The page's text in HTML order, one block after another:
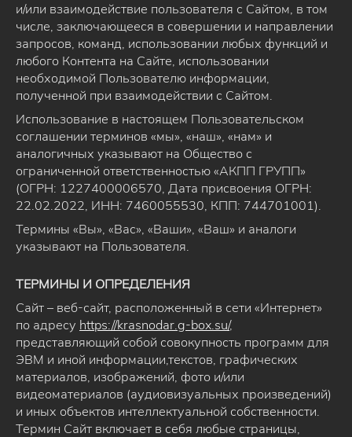
и/или взаимодействие пользователя с Сайтом, в том
числе, заключающееся в совершении и направлении
запросов, команд, использовании любых функций и
любого Контента на Сайте, использовании
необходимой Пользователю информации,
полученной при взаимодействии с Сайтом.
Использование в настоящем Пользовательском
соглашении терминов «мы», «наш», «нам» и
аналогичных указывают на Общество с
ограниченной ответственностью «АКПП ГРУПП»
(ОГРН: 1227400006570, Дата присвоения ОГРН:
22.02.2022, ИНН: 7460055530, КПП: 744701001).
Термины «Вы», «Вас», «Ваши», «Ваш» и аналоги
указывают на Пользователя.
ТЕРМИНЫ И ОПРЕДЕЛЕНИЯ
Сайт – веб-сайт, расположенный в сети «Интернет»
по адресу https://krasnodar.g-box.su/,
представляющий собой совокупность программ для
ЭВМ и иной информации,текстов, графических
материалов, изображений, фото и/или
видеоматериалов (аудиовизуальных произведений)
и иных объектов интеллектуальной собственности.
Термин Сайт включает в себя любые страницы,